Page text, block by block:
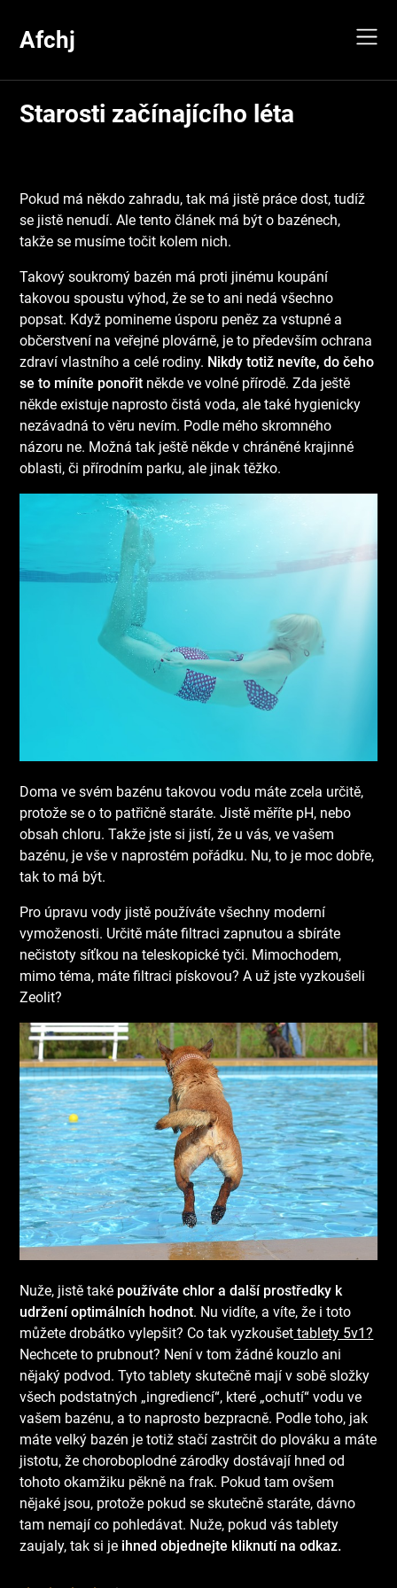
content
Afchj
Starosti začínajícího léta
Pokud má někdo zahradu, tak má jistě práce dost, tudíž
se jistě nenudí. Ale tento článek má být o bazénech,
takže se musíme točit kolem nich.
Takový soukromý bazén má proti jinému koupání
takovou spoustu výhod, že se to ani nedá všechno
popsat. Když pomineme úsporu peněz za vstupné a
občerstvení na veřejné plovárně, je to především ochrana
zdraví vlastního a celé rodiny. Nikdy totiž nevíte, do čeho
se to míníte ponořit někde ve volné přírodě. Zda ještě
někde existuje naprosto čistá voda, ale také hygienicky
nezávadná to věru nevím. Podle mého skromného
názoru ne. Možná tak ještě někde v chráněné krajinné
oblasti, či přírodním parku, ale jinak těžko.
Doma ve svém bazénu takovou vodu máte zcela určitě,
protože se o to patřičně staráte. Jistě měříte pH, nebo
obsah chloru. Takže jste si jistí, že u vás, ve vašem
bazénu, je vše v naprostém pořádku. Nu, to je moc dobře,
tak to má být.
Pro úpravu vody jistě používáte všechny moderní
vymoženosti. Určitě máte filtraci zapnutou a sbíráte
nečistoty síťkou na teleskopické tyči. Mimochodem,
mimo téma, máte filtraci pískovou? A už jste vyzkoušeli
Zeolit?
Nuže, jistě také používáte chlor a další prostředky k
udržení optimálních hodnot. Nu vidíte, a víte, že i toto
můžete drobátko vylepšit? Co tak vyzkoušet tablety 5v1?
Nechcete to prubnout? Není v tom žádné kouzlo ani
nějaký podvod. Tyto tablety skutečně mají v sobě složky
všech podstatných „ingrediencí“, které „ochutí“ vodu ve
vašem bazénu, a to naprosto bezpracně. Podle toho, jak
máte velký bazén je totiž stačí zastrčit do plováku a máte
jistotu, že choroboplodné zárodky dostávají hned od
tohoto okamžiku pěkně na frak. Pokud tam ovšem
nějaké jsou, protože pokud se skutečně staráte, dávno
tam nemají co pohledávat. Nuže, pokud vás tablety
zaujaly, tak si je ihned objednejte kliknutí na odkaz.